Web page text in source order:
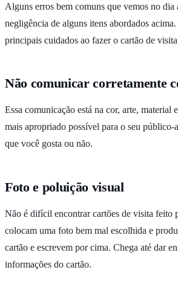
Alguns erros bem comuns que vemos no dia
negligência de alguns itens abordados
principais cuidados ao fazer o cartão de
Não comunicar corretamente
Essa comunicação está na cor, arte, material
mais apropriado possível para o seu
que você gosta ou não.
Foto e poluição visual
Não é difícil encontrar cartões de visita feito
colocam uma foto bem mal escolhida e
cartão e escrevem por cima. Chega até dar
informações do cartão.